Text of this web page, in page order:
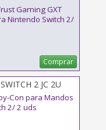
Gaming GXT
Nintendo Switch 2/
Comprar
2 JC 2U
Con para Mandos
2/ 2 uds